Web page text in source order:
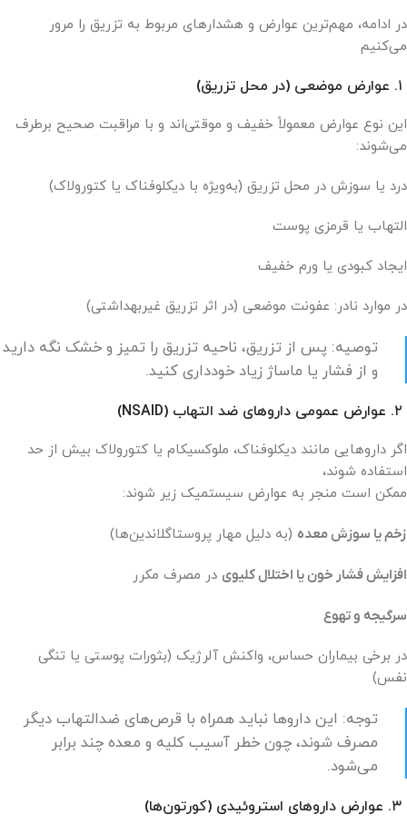
در ادامه، مهم‌ترین عوارض و هشدارهای مربوط به تزریق را مرور
می‌کنیم
این نوع عوارض معمولاً خفیف و موقتی‌اند و با مراقبت صحیح برطرف
می‌شوند:
درد یا سوزش در محل تزریق (به‌ویژه با دیکلوفناک یا کتورولاک)
التهاب یا قرمزی پوست
ایجاد کبودی یا ورم خفیف
در موارد نادر: عفونت موضعی (در اثر تزریق غیربهداشتی)
توصیه: پس از تزریق، ناحیه تزریق را تمیز و خشک نگه دارید
و از فشار یا ماساژ زیاد خودداری کنید.
اگر داروهایی مانند دیکلوفناک، ملوکسیکام یا کتورولاک بیش از حد
استفاده شوند،
ممکن است منجر به عوارض سیستمیک زیر شوند:
زخم یا سوزش معده (به دلیل مهار پروستاگلاندین‌ها)
افزایش فشار خون یا اختلال کلیوی در مصرف مکرر
سرگیجه و تهوع
در برخی بیماران حساس، واکنش آلرژیک (بثورات پوستی یا تنگی
نفس)
توجه: این داروها نباید همراه با قرص‌های ضدالتهاب دیگر
مصرف شوند، چون خطر آسیب کلیه و معده چند برابر
می‌شود.